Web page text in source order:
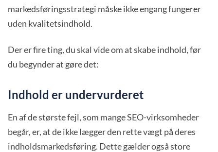
markedsføringsstrategi måske ikke engang fungerer
uden kvalitetsindhold.
Der er fire ting, du skal vide om at skabe indhold, før
du begynder at gøre det:
Indhold er undervurderet
En af de største fejl, som mange SEO-virksomheder
begår, er, at de ikke lægger den rette vægt på deres
indholdsmarkedsføring. Dette gælder også store